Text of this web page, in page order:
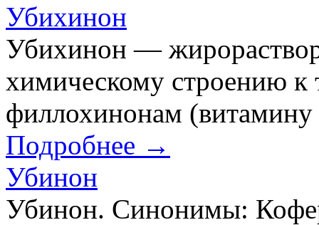
Убихинон
Убихинон —
химическому строению
филлохинонам
Подробнее →
Убинон
Убинон. Синонимы: